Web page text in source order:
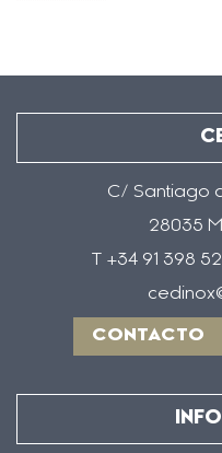
C/ Santiago
28035
T +34 91 398
CONTACTO